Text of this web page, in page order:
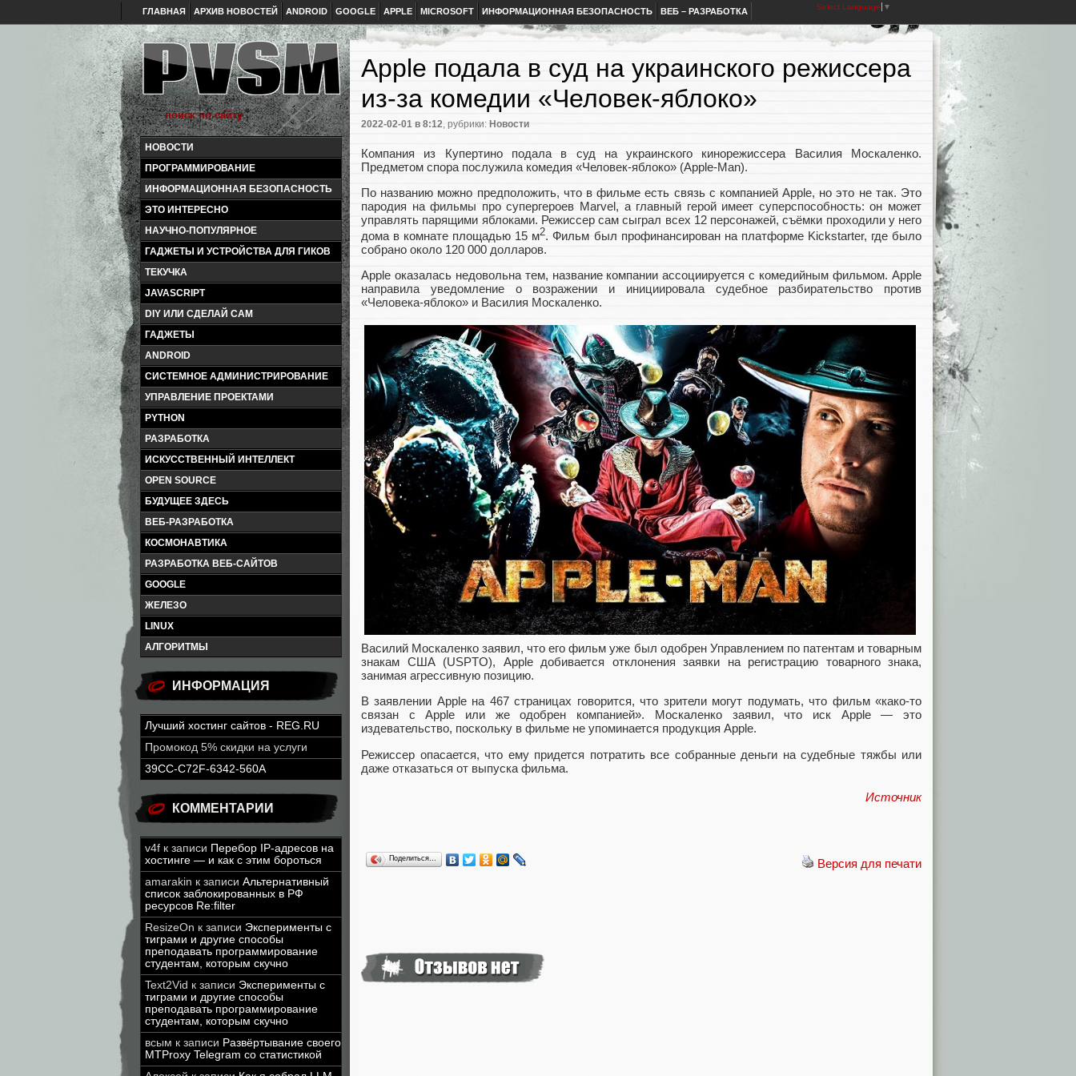
ГЛАВНАЯ АРХИВ НОВОСТЕЙ ANDROID GOOGLE APPLE MICROSOFT ИНФОРМАЦИОННАЯ БЕЗОПАСНОСТЬ ВЕБ – РАЗРАБОТКА Select Language ▼
НОВОСТИ
ПРОГРАММИРОВАНИЕ
ИНФОРМАЦИОННАЯ БЕЗОПАСНОСТЬ
ЭТО ИНТЕРЕСНО
НАУЧНО-ПОПУЛЯРНОЕ
ГАДЖЕТЫ И УСТРОЙСТВА ДЛЯ ГИКОВ
ТЕКУЧКА
JAVASCRIPT
DIY ИЛИ СДЕЛАЙ САМ
ГАДЖЕТЫ
ANDROID
СИСТЕМНОЕ АДМИНИСТРИРОВАНИЕ
УПРАВЛЕНИЕ ПРОЕКТАМИ
PYTHON
РАЗРАБОТКА
ИСКУССТВЕННЫЙ ИНТЕЛЛЕКТ
OPEN SOURCE
БУДУЩЕЕ ЗДЕСЬ
ВЕБ-РАЗРАБОТКА
КОСМОНАВТИКА
РАЗРАБОТКА ВЕБ-САЙТОВ
GOOGLE
ЖЕЛЕЗО
LINUX
АЛГОРИТМЫ
ИНФОРМАЦИЯ
Лучший хостинг сайтов - REG.RU
Промокод 5% скидки на услуги
39CC-C72F-6342-560A
КОММЕНТАРИИ
v4f к записи Перебор IP-адресов на
хостинге — и как с этим бороться
amarakin к записи Альтернативный
список заблокированных в РФ
ресурсов Re:filter
ResizeOn к записи Эксперименты с
тиграми и другие способы
преподавать программирование
студентам, которым скучно
Text2Vid к записи Эксперименты с
тиграми и другие способы
преподавать программирование
студентам, которым скучно
всым к записи Развёртывание своего
MTProxy Telegram со статистикой
Apple подала в суд на украинского режиссера
из-за комедии «Человек-яблоко»
2022-02-01 в 8:12, рубрики: Новости
Компания из Купертино подала в суд на украинского кинорежиссера Василия Москаленко.
Предметом спора послужила комедия «Человек-яблоко» (Apple-Man).
По названию можно предположить, что в фильме есть связь с компанией Apple, но это не так. Это
пародия на фильмы про супергероев Marvel, а главный герой имеет суперспособность: он может
управлять парящими яблоками. Режиссер сам сыграл всех 12 персонажей, съёмки проходили у него
дома в комнате площадью 15 м2. Фильм был профинансирован на платформе Kickstarter, где было
собрано около 120 000 долларов.
Apple оказалась недовольна тем, название компании ассоциируется с комедийным фильмом. Apple
направила уведомление о возражении и инициировала судебное разбирательство против
«Человека-яблоко» и Василия Москаленко.
Василий Москаленко заявил, что его фильм уже был одобрен Управлением по патентам и товарным
знакам США (USPTO), Apple добивается отклонения заявки на регистрацию товарного знака,
занимая агрессивную позицию.
В заявлении Apple на 467 страницах говорится, что зрители могут подумать, что фильм «како-то
связан с Apple или же одобрен компанией». Москаленко заявил, что иск Apple — это
издевательство, поскольку в фильме не упоминается продукция Apple.
Режиссер опасается, что ему придется потратить все собранные деньги на судебные тяжбы или
даже отказаться от выпуска фильма.
Источник
Версия для печати
Поделиться…